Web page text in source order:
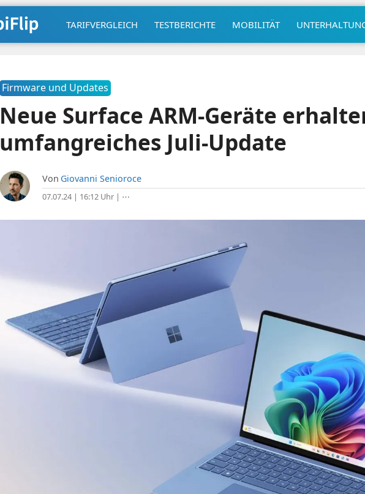
TARIFVERGLEICH TESTBERICHTE MOBILITÄT
Firmware und Updates
Neue Surface ARM-Geräte
umfangreiches Juli-Update
Von Giovanni Senioroce
07.07.24 | 16:12 Uhr| ⋯